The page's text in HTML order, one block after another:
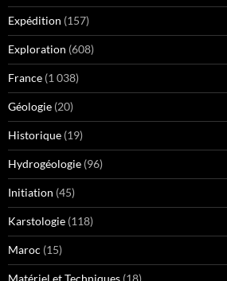
Expédition (157)
Exploration (608)
France (1 038)
Géologie (20)
Historique (19)
Hydrogéologie (96)
Initiation (45)
Karstologie (118)
Maroc (15)